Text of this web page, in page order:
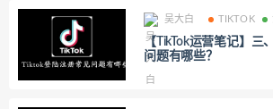
吴大白 TIKTOK
【TikTok运营笔记】三
问题有哪些？